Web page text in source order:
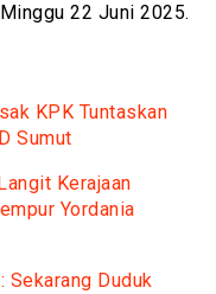
22 Juni 2025.
KPK Tuntaskan
Sumut
Kerajaan
Yordania
Sekarang Duduk